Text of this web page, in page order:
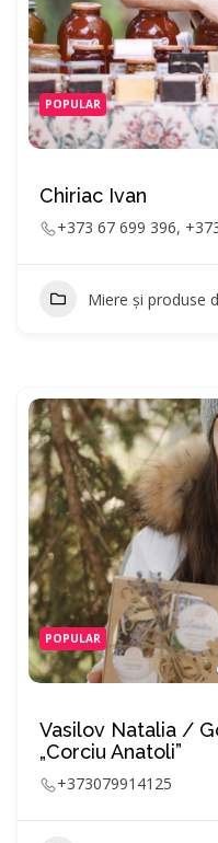
POPULAR
Chiriac Ivan
+373 67 699 396,
Miere și produse
POPULAR
Vasilov Natalia /
„Corciu Anatoli”
+373079914125